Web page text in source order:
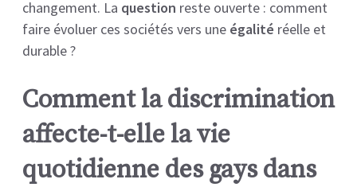
changement. La question reste ouverte : comment
faire évoluer ces sociétés vers une égalité réelle et
durable ?
Comment la discrimination
affecte-t-elle la vie
quotidienne des gays dans